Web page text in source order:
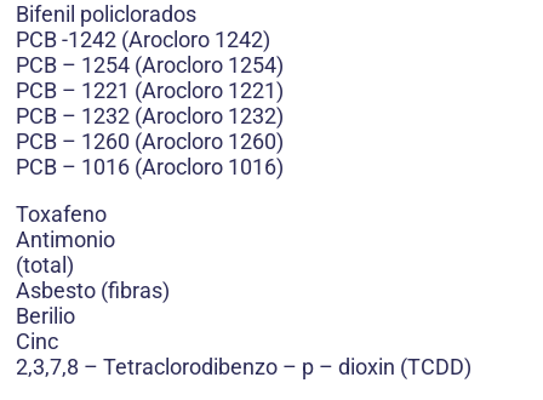
Bifenil policlorados
PCB -1242 (Arocloro 1242)
PCB – 1254 (Arocloro 1254)
PCB – 1221 (Arocloro 1221)
PCB – 1232 (Arocloro 1232)
PCB – 1260 (Arocloro 1260)
PCB – 1016 (Arocloro 1016)
Toxafeno
Antimonio
(total)
Asbesto (fibras)
Berilio
Cinc
2,3,7,8 – Tetraclorodibenzo – p – dioxin (TCDD)